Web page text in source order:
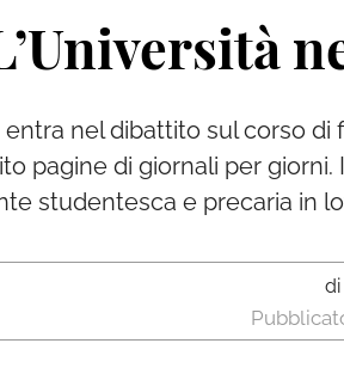
nel dibattito sul corso di
pagine di giornali per
studentesca e precaria in
di